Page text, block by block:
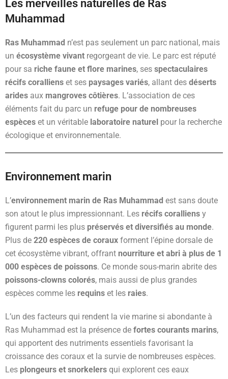
Les merveilles naturelles de Ras
Muhammad
Ras Muhammad n’est pas seulement un parc national, mais
un écosystème vivant regorgeant de vie. Le parc est réputé
pour sa riche faune et flore marines, ses spectaculaires
récifs coralliens et ses paysages variés, allant des déserts
arides aux mangroves côtières. L’association de ces
éléments fait du parc un refuge pour de nombreuses
espèces et un véritable laboratoire naturel pour la recherche
écologique et environnementale.
Environnement marin
L’environnement marin de Ras Muhammad est sans doute
son atout le plus impressionnant. Les récifs coralliens y
figurent parmi les plus préservés et diversifiés au monde.
Plus de 220 espèces de coraux forment l’épine dorsale de
cet écosystème vibrant, offrant nourriture et abri à plus de 1
000 espèces de poissons. Ce monde sous-marin abrite des
poissons-clowns colorés, mais aussi de plus grandes
espèces comme les requins et les raies.
L’un des facteurs qui rendent la vie marine si abondante à
Ras Muhammad est la présence de fortes courants marins,
qui apportent des nutriments essentiels favorisant la
croissance des coraux et la survie de nombreuses espèces.
Les plongeurs et snorkelers qui explorent ces eaux